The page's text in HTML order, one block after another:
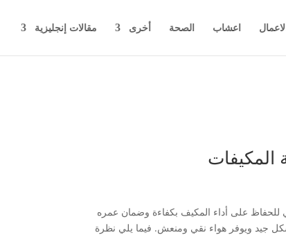
اعشاب الصحة أخرى مقالات إنجليزية
المكيفات
على أداء المكيف بكفاءة وضمان عمره
جيد ويوفر هواء نقي ومنعش. فيما يلي نظرة